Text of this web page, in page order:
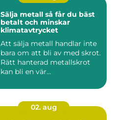
Sälja metall så får du bäst
betalt och minskar
klimatavtrycket
Att sälja metall handlar inte
bara om att bli av med skrot.
Rätt hanterad metallskrot
kan bli en vär...
02. aug